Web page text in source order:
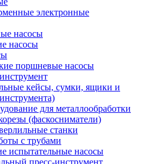
электронные
насосы
насосы
поршневые насосы
кейсы, сумки, ящики и
для металлообработки
(фаскосниматели)
станки
с трубами
испытательные насосы
пресс-инструмент